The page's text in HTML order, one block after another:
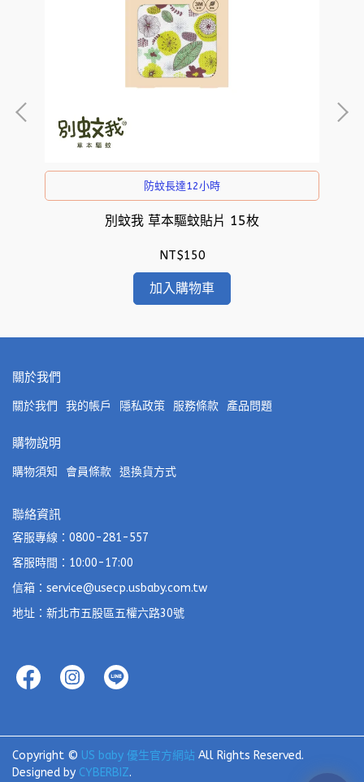
防蚊長達12小時
別蚊我 草本驅蚊貼片 15枚
NT$150
加入購物車
關於我們
關於我們 我的帳戶 隱私政策 服務條款 產品問題
購物說明
購物須知 會員條款 退換貨方式
聯絡資訊
客服專線：0800-281-557
客服時間：10:00-17:00
信箱：service@usecp.usbaby.com.tw
地址：新北市五股區五權六路30號
Copyright © US baby 優生官方網站 All Rights Reserved.
Designed by CYBERBIZ.